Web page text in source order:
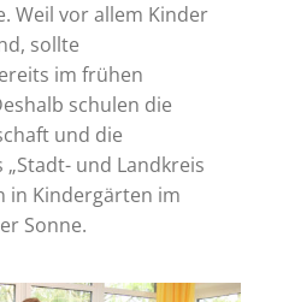
Weil vor allem Kinder
sollte
im frühen
schulen die
und die
und Landkreis
in Kindergärten im
Sonne.